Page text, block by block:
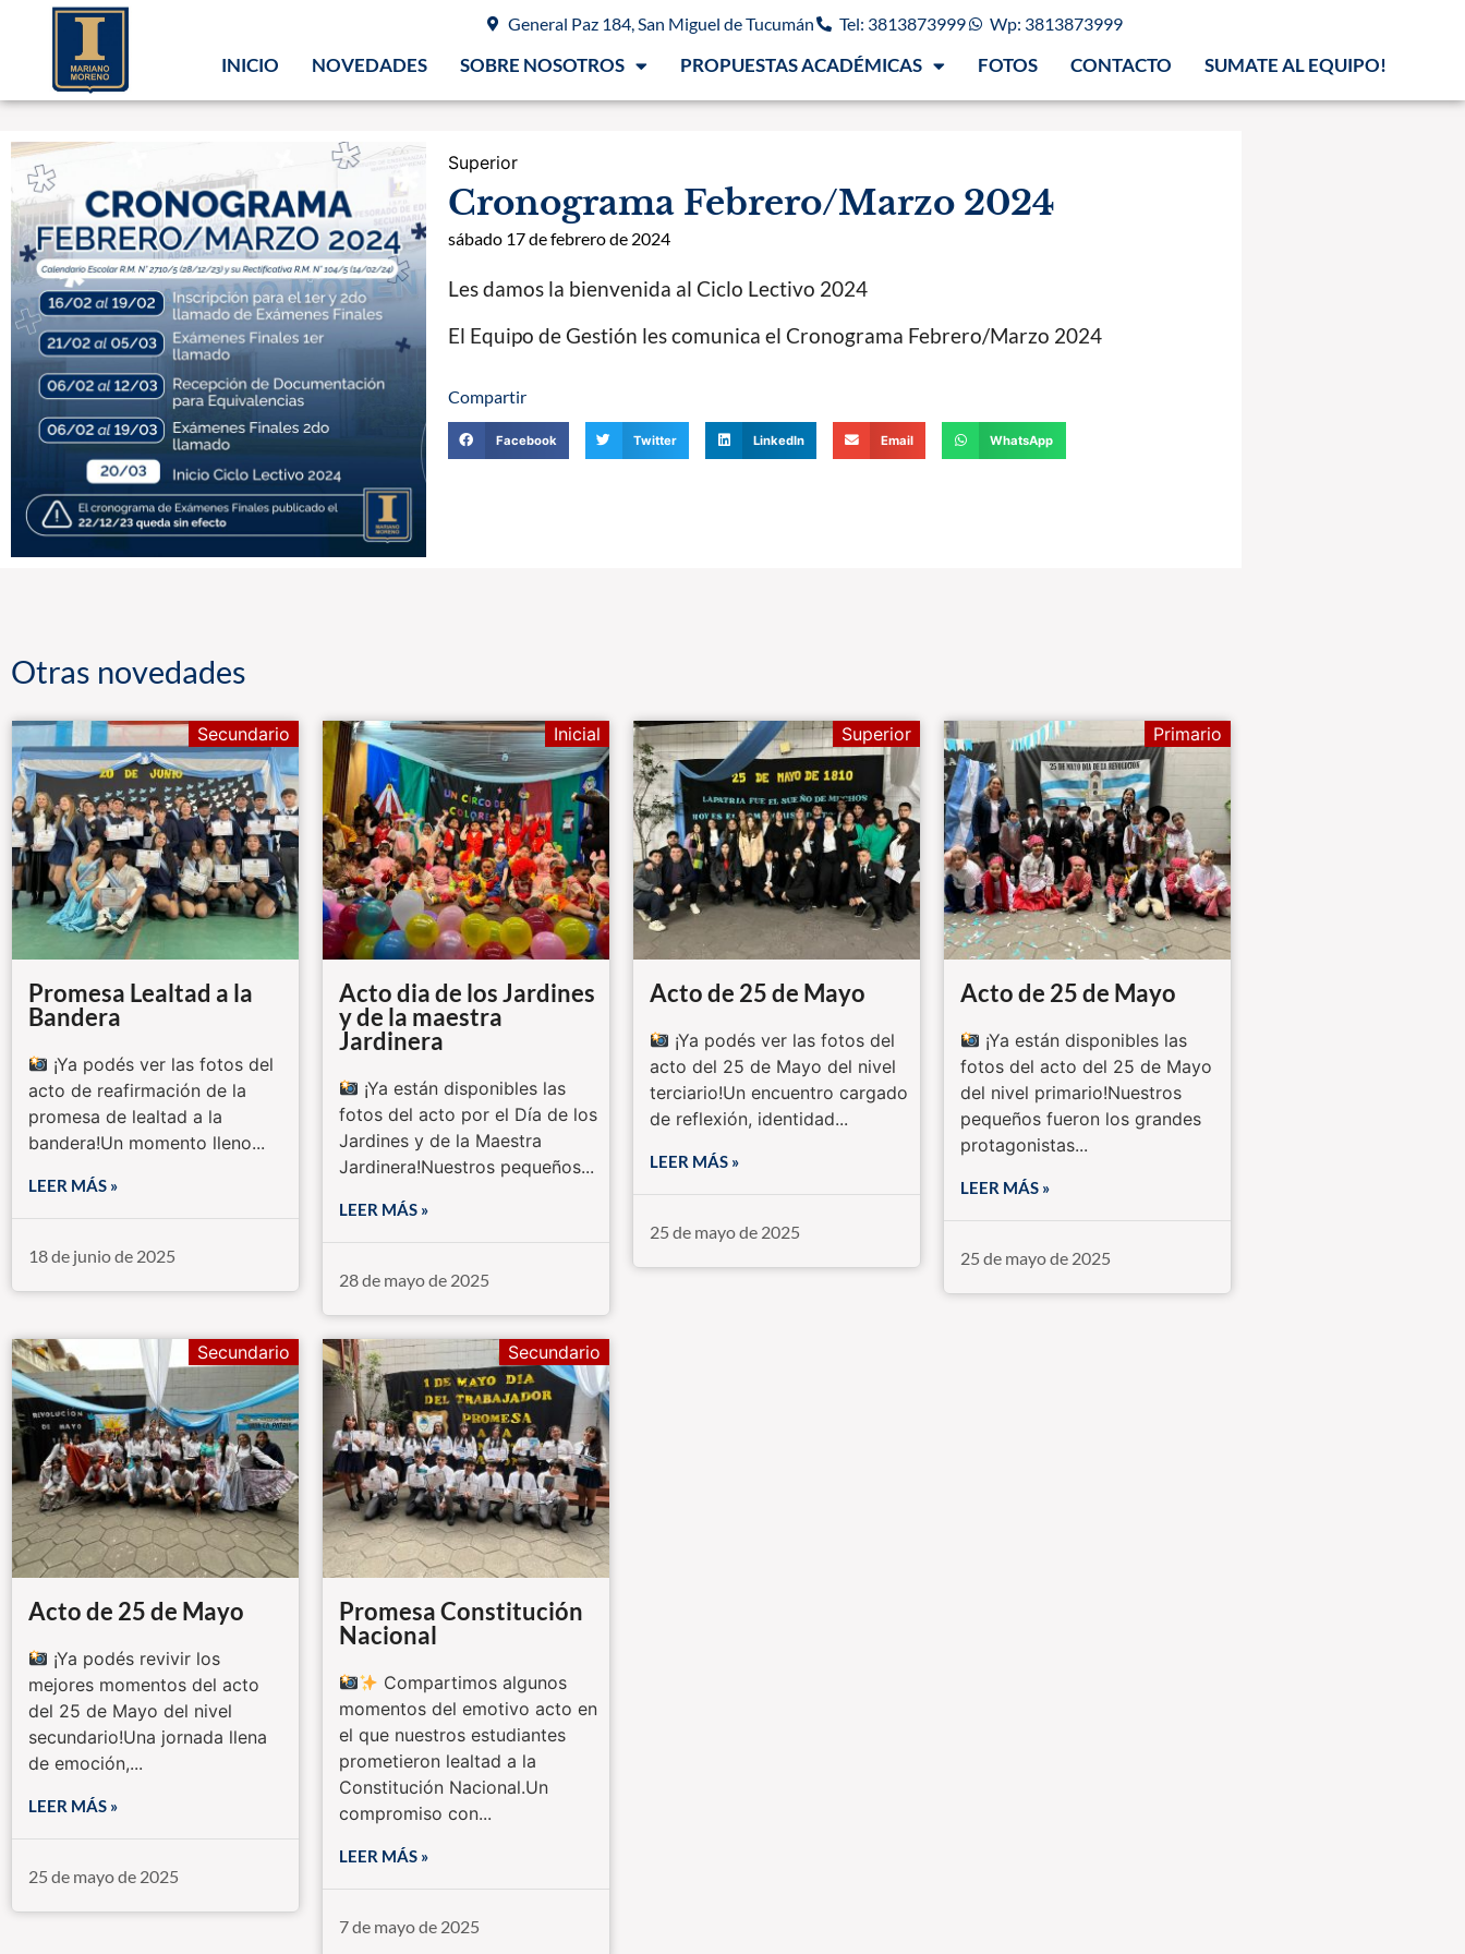
General Paz 184, San Miguel de Tucumán Tel: 3813873999 Wp: 3813873999
INICIO NOVEDADES SOBRE NOSOTROS PROPUESTAS ACADÉMICAS FOTOS CONTACTO SUMATE AL EQUIPO!
Superior
Cronograma Febrero/Marzo 2024
sábado 17 de febrero de 2024
Les damos la bienvenida al Ciclo Lectivo 2024
El Equipo de Gestión les comunica el Cronograma Febrero/Marzo 2024
Compartir
Facebook Twitter LinkedIn Email WhatsApp
Otras novedades
Promesa Lealtad a la
Bandera
¡Ya podés ver las fotos del
acto de reafirmación de la
promesa de lealtad a la
bandera!Un momento lleno...
LEER MÁS »
Secundario
18 de junio de 2025
Acto dia de los Jardines
y de la maestra
Jardinera
¡Ya están disponibles las
fotos del acto por el Día de los
Jardines y de la Maestra
Jardinera!Nuestros pequeños...
LEER MÁS »
Inicial
28 de mayo de 2025
Acto de 25 de Mayo
¡Ya podés ver las fotos del
acto del 25 de Mayo del nivel
terciario!Un encuentro cargado
de reflexión, identidad...
LEER MÁS »
Superior
25 de mayo de 2025
Acto de 25 de Mayo
¡Ya están disponibles las
fotos del acto del 25 de Mayo
del nivel primario!Nuestros
pequeños fueron los grandes
protagonistas...
LEER MÁS »
Primario
25 de mayo de 2025
Acto de 25 de Mayo
¡Ya podés revivir los
mejores momentos del acto
del 25 de Mayo del nivel
secundario!Una jornada llena
de emoción,...
LEER MÁS »
Secundario
25 de mayo de 2025
Promesa Constitución
Nacional
Compartimos algunos
momentos del emotivo acto en
el que nuestros estudiantes
prometieron lealtad a la
Constitución Nacional.Un
compromiso con...
LEER MÁS »
Secundario
7 de mayo de 2025